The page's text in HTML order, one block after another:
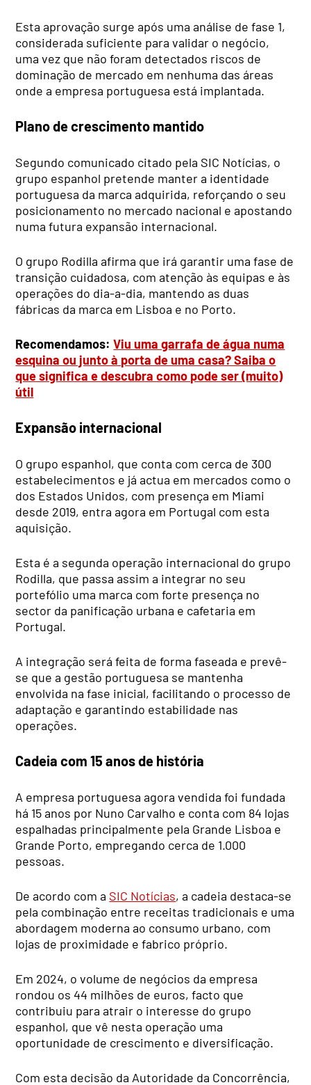
Esta aprovação surge após uma análise de fase 1,
considerada suficiente para validar o negócio,
uma vez que não foram detectados riscos de
dominação de mercado em nenhuma das áreas
onde a empresa portuguesa está implantada.
Plano de crescimento mantido
Segundo comunicado citado pela SIC Notícias, o
grupo espanhol pretende manter a identidade
portuguesa da marca adquirida, reforçando o seu
posicionamento no mercado nacional e apostando
numa futura expansão internacional.
O grupo Rodilla afirma que irá garantir uma fase de
transição cuidadosa, com atenção às equipas e às
operações do dia-a-dia, mantendo as duas
fábricas da marca em Lisboa e no Porto.
Recomendamos:Viu uma garrafa de água numa
esquina ou junto à porta de uma casa? Saiba o
que significa e descubra como pode ser (muito)
útil
Expansão internacional
O grupo espanhol, que conta com cerca de 300
estabelecimentos e já actua em mercados como o
dos Estados Unidos, com presença em Miami
desde 2019, entra agora em Portugal com esta
aquisição.
Esta é a segunda operação internacional do grupo
Rodilla, que passa assim a integrar no seu
portefólio uma marca com forte presença no
sector da panificação urbana e cafetaria em
Portugal.
A integração será feita de forma faseada e prevê-
se que a gestão portuguesa se mantenha
envolvida na fase inicial, facilitando o processo de
adaptação e garantindo estabilidade nas
operações.
Cadeia com 15 anos de história
A empresa portuguesa agora vendida foi fundada
há 15 anos por Nuno Carvalho e conta com 84 lojas
espalhadas principalmente pela Grande Lisboa e
Grande Porto, empregando cerca de 1.000
pessoas.
De acordo com a SIC Notícias, a cadeia destaca-se
pela combinação entre receitas tradicionais e uma
abordagem moderna ao consumo urbano, com
lojas de proximidade e fabrico próprio.
Em 2024, o volume de negócios da empresa
rondou os 44 milhões de euros, facto que
contribuiu para atrair o interesse do grupo
espanhol, que vê nesta operação uma
oportunidade de crescimento e diversificação.
Com esta decisão da Autoridade da Concorrência,